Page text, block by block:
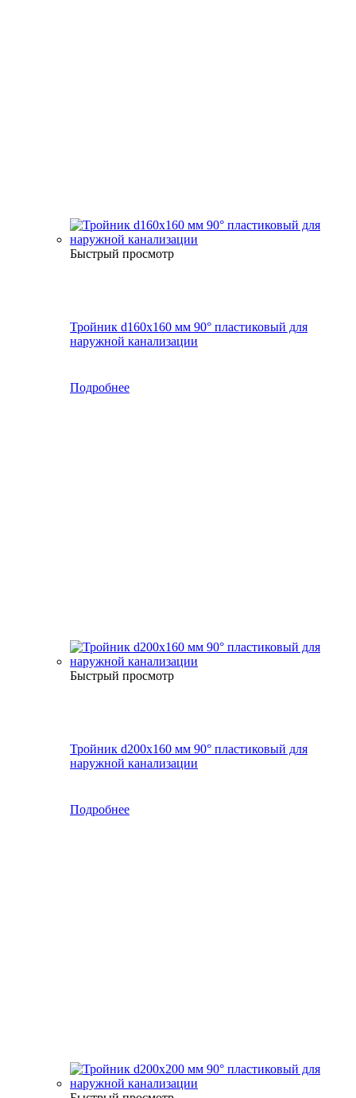
Быстрый просмотр
Тройник d160х160 мм 90° пластиковый для
наружной канализации
Подробнее
Быстрый просмотр
Тройник d200х160 мм 90° пластиковый для
наружной канализации
Подробнее